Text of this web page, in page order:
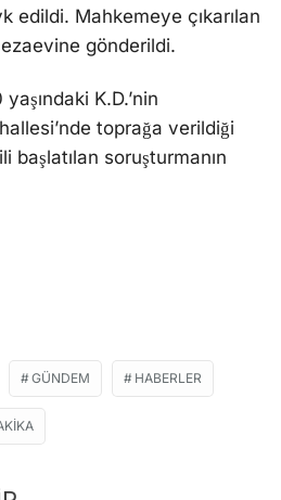
edildi. Mahkemeye çıkarılan
gönderildi.
K.D.’nin
toprağa verildiği
başlatılan soruşturmanın
GÜNDEM HABERLER